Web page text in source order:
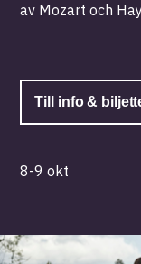
av Mozart och
Till info &
8-9 okt